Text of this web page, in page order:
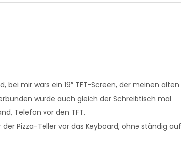
bei mir wars ein 19″ TFT-Screen, der meinen alten
wurde auch gleich der Schreibtisch mal
Telefon vor den TFT.
Pizza-Teller vor das Keyboard, ohne ständig